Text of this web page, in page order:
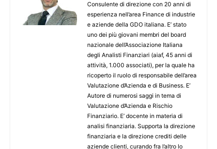
Consulente di direzione con 20 anni di
esperienza nell’area Finance di industrie
e aziende della GDO italiana. E’ stato
uno dei più giovani membri del board
nazionale dell’Associazione Italiana
degli Analisti Finanziari (aiaf, 45 anni di
attività, 1.000 associati), per la quale ha
ricoperto il ruolo di responsabile dell’area
Valutazione d’Azienda e di Business. E’
Autore di numerosi saggi in tema di
Valutazione d’Azienda e Rischio
Finanziario. E’ docente in materia di
analisi finanziaria. Supporta la direzione
finanziaria e la direzione crediti delle
aziende clienti, curando fra l’altro lo